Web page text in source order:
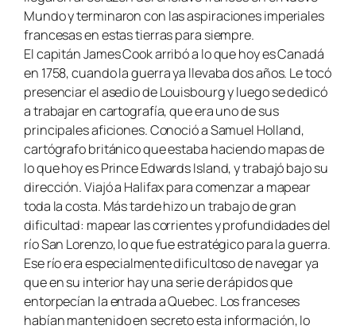
Mundo y terminaron con las aspiraciones imperiales
francesas en estas tierras para siempre.
El capitán James Cook arribó a lo que hoy es Canadá
en 1758, cuando la guerra ya llevaba dos años. Le tocó
presenciar el asedio de Louisbourg y luego se dedicó
a trabajar en cartografía, que era uno de sus
principales aficiones. Conoció a Samuel Holland,
cartógrafo británico que estaba haciendo mapas de
lo que hoy es Prince Edwards Island, y trabajó bajo su
dirección. Viajó a Halifax para comenzar a mapear
toda la costa. Más tarde hizo un trabajo de gran
dificultad: mapear las corrientes y profundidades del
río San Lorenzo, lo que fue estratégico para la guerra.
Ese río era especialmente dificultoso de navegar ya
que en su interior hay una serie de rápidos que
entorpecían la entrada a Quebec. Los franceses
habían mantenido en secreto esta información, lo